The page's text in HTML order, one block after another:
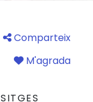
Comparteix
M'agrada